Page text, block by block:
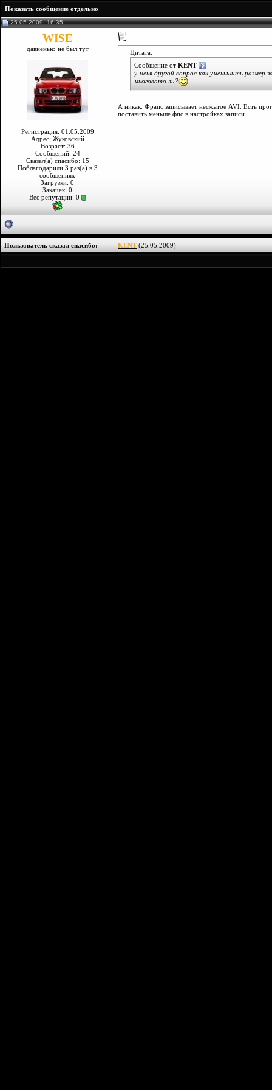
Показать сообщение отдельно
25.05.2009, 16:35
WISE
давненько не был тут
Регистрация: 01.05.2009
Адрес: Жуковский
Возраст: 36
Сообщений: 24
Сказал(а) спасибо: 15
Поблагодарили 3 раз(а) в 3
сообщениях
Загрузки: 0
Закачек: 0
Вес репутации: 0
Цитата:
Сообщение от KENT
у меня другой вопрос как уменьшить размер
многовато ли?
А никак. Фрапс записывает несжатое AVI. Есть
поставить меньше фпс в настройках записи...
Пользователь сказал cпасибо: KENT(25.05.2009)